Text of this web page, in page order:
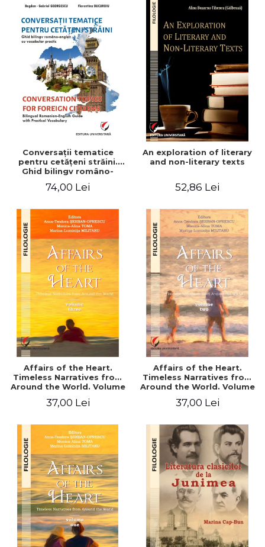
Conversaţii tematice
pentru cetăţeni străini.
Ghid bilingv româno-
practic/Conversation
Bilingual Romanian-English
guide with practical
vocabulary
74,00 Lei
An exploration of literary
and non-literary texts
52,86 Lei
Affairs of the Heart.
Timeless Narratives from
Around the World. Volume
37,00 Lei
Affairs of the Heart.
Timeless Narratives from
Around the World. Volume
37,00 Lei